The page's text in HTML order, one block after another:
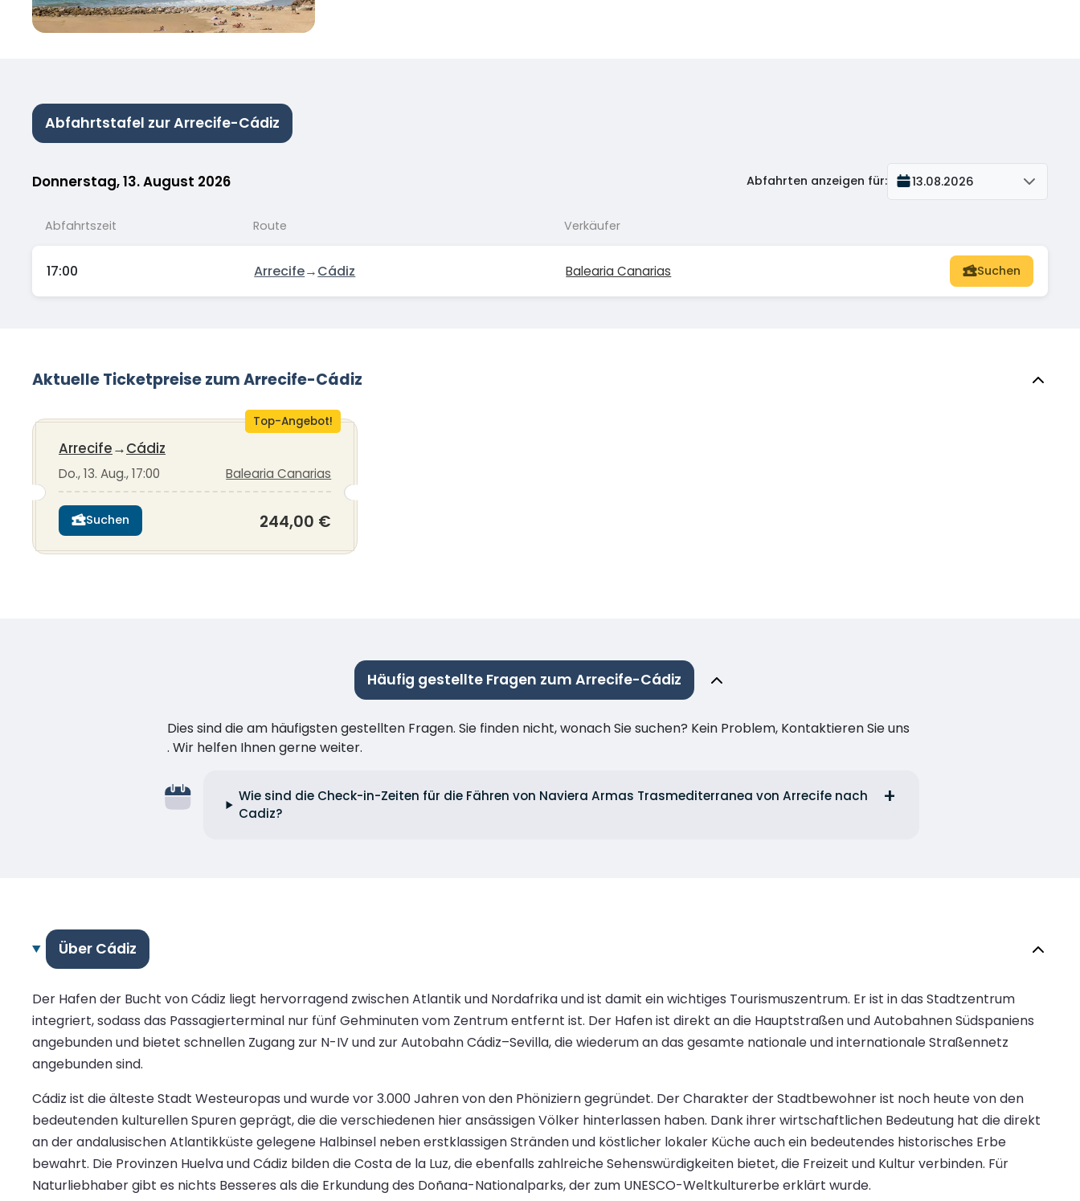
Abfahrtstafel zur Arrecife-Cádiz
Donnerstag, 13. August 2026 Abfahrten anzeigen für: 13.08.2026
Abfahrtszeit Route Verkäufer
17:00 Arrecife→Cádiz Balearia Canarias Suchen
Aktuelle Ticketpreise zum Arrecife-Cádiz
Top-Angebot!
Arrecife→Cádiz
Do., 13. Aug., 17:00 Balearia Canarias
Suchen 244,00 €
Häufig gestellte Fragen zum Arrecife-Cádiz
Dies sind die am häufigsten gestellten Fragen. Sie finden nicht, wonach Sie suchen? Kein Problem, Kontaktieren Sie uns
. Wir helfen Ihnen gerne weiter.
Wie sind die Check-in-Zeiten für die Fähren von Naviera Armas Trasmediterranea von Arrecife nach
Cadiz?
Über Cádiz
Der Hafen der Bucht von Cádiz liegt hervorragend zwischen Atlantik und Nordafrika und ist damit ein wichtiges Tourismuszentrum. Er ist in das Stadtzentrum
integriert, sodass das Passagierterminal nur fünf Gehminuten vom Zentrum entfernt ist. Der Hafen ist direkt an die Hauptstraßen und Autobahnen Südspaniens
angebunden und bietet schnellen Zugang zur N-IV und zur Autobahn Cádiz–Sevilla, die wiederum an das gesamte nationale und internationale Straßennetz
angebunden sind.
Cádiz ist die älteste Stadt Westeuropas und wurde vor 3.000 Jahren von den Phöniziern gegründet. Der Charakter der Stadtbewohner ist noch heute von den
bedeutenden kulturellen Spuren geprägt, die die verschiedenen hier ansässigen Völker hinterlassen haben. Dank ihrer wirtschaftlichen Bedeutung hat die direkt
an der andalusischen Atlantikküste gelegene Halbinsel neben erstklassigen Stränden und köstlicher lokaler Küche auch ein bedeutendes historisches Erbe
bewahrt. Die Provinzen Huelva und Cádiz bilden die Costa de la Luz, die ebenfalls zahlreiche Sehenswürdigkeiten bietet, die Freizeit und Kultur verbinden. Für
Naturliebhaber gibt es nichts Besseres als die Erkundung des Doñana-Nationalparks, der zum UNESCO-Weltkulturerbe erklärt wurde.